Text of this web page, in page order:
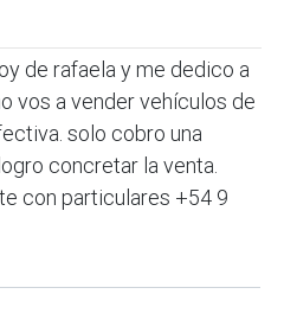
de rafaela y me dedico a
vos a vender vehículos de
solo cobro una
concretar la venta.
con particulares +54 9